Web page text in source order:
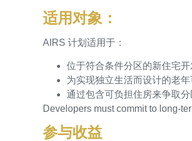
适用对象：
AIRS 计划适用于：
位于符合条件分区的新住宅开
为实现独立生活而设计的老年
通过包含可负担住房来争取
Developers must commit to long-
参与收益